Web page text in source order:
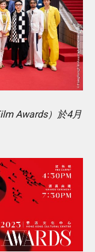
Awards）於4月